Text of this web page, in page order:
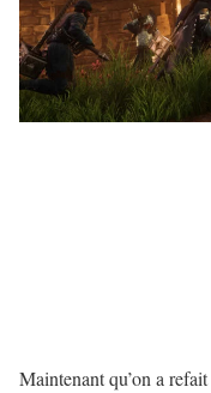
Maintenant qu’on a